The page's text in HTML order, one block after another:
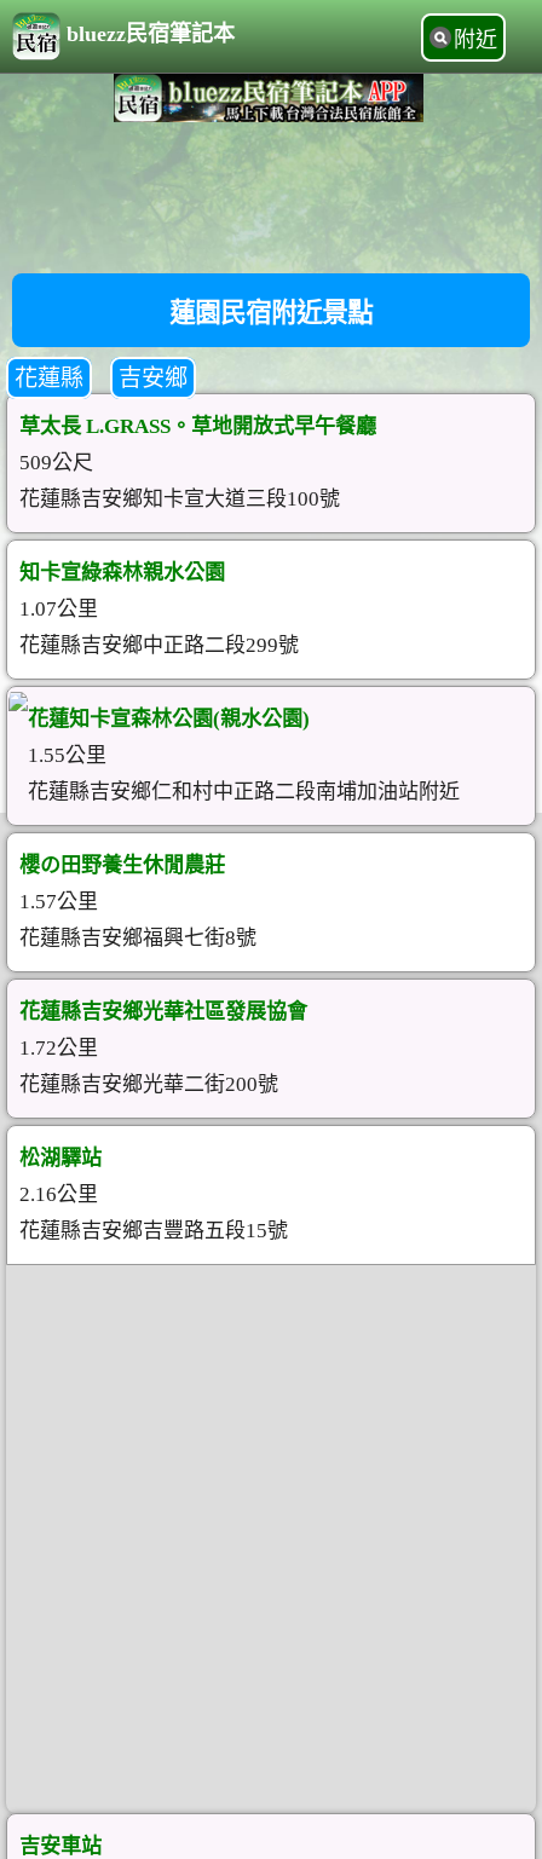
bluezz民宿筆記本 附近
蓮園民宿附近景點
花蓮縣 吉安鄉
草太長 L.GRASS。草地開放式早午餐廳
509公尺
花蓮縣吉安鄉知卡宣大道三段100號
知卡宣綠森林親水公園
1.07公里
花蓮縣吉安鄉中正路二段299號
花蓮知卡宣森林公園(親水公園)
1.55公里
花蓮縣吉安鄉仁和村中正路二段南埔加油站附近
櫻の田野養生休閒農莊
1.57公里
花蓮縣吉安鄉福興七街8號
花蓮縣吉安鄉光華社區發展協會
1.72公里
花蓮縣吉安鄉光華二街200號
松湖驛站
2.16公里
花蓮縣吉安鄉吉豐路五段15號
吉安車站